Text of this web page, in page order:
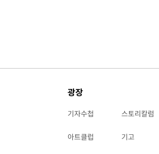
광장
기자수첩 스토리칼럼
아트클럽 기고